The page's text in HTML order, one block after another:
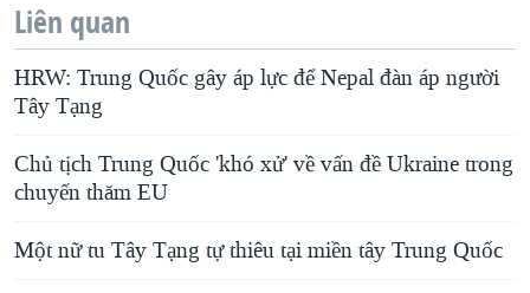
Liên quan
HRW: Trung Quốc gây áp lực để Nepal đàn áp người
Tây Tạng
Chủ tịch Trung Quốc 'khó xử' về vấn đề Ukraine trong
chuyến thăm EU
Một nữ tu Tây Tạng tự thiêu tại miền tây Trung Quốc